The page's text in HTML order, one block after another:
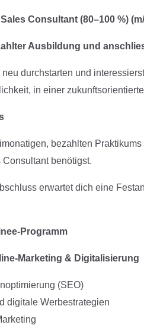
Consultant (80–100 %)
Ausbildung und
durchstarten und
in einer
bezahlten
benötigst.
erwartet dich eine
Programm
Marketing & Digitalisierung
(SEO)
digitale Werbestrategien